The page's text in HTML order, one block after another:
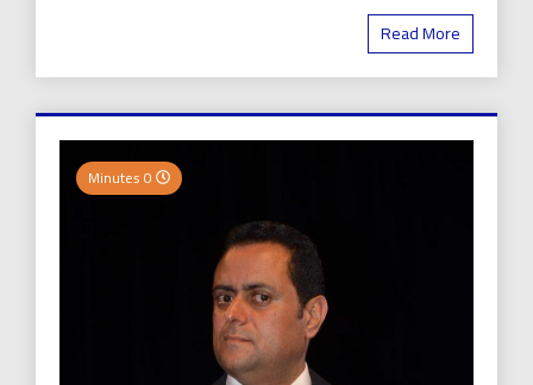
Read More